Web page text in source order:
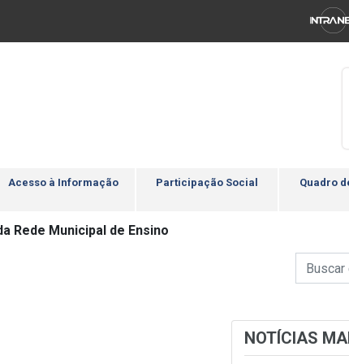
Alternar
Acesso à Informação Participação Social Quadro
Rede Municipal de Ensino
Campo
NOTÍCIAS